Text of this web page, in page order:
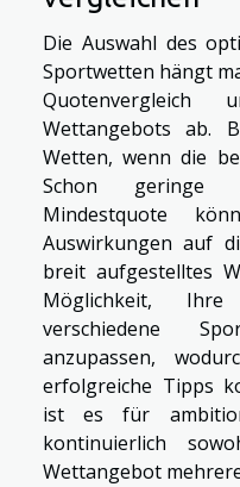
Die Auswahl des
Sportwetten hängt
Wettangebots ab.
Wetten, wenn die
Schon geringe
Mindestquote
Auswirkungen auf
breit aufgestelltes
Möglichkeit,
verschiedene
anzupassen,
erfolgreiche Tipps
ist es für
kontinuierlich
Wettangebot